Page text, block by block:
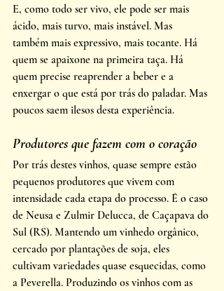
E, como todo ser vivo, ele pode ser mais
ácido, mais turvo, mais instável. Mas
também mais expressivo, mais tocante. Há
quem se apaixone na primeira taça. Há
quem precise reaprender a beber e a
enxergar o que está por trás do paladar. Mas
poucos saem ilesos desta experiência.
Produtores que fazem com o coração
Por trás destes vinhos, quase sempre estão
pequenos produtores que vivem com
intensidade cada etapa do processo. É o caso
de Neusa e Zulmir Delucca, de Caçapava do
Sul (RS). Mantendo um vinhedo orgânico,
cercado por plantações de soja, eles
cultivam variedades quase esquecidas, como
a Peverella. Produzindo os vinhos com as